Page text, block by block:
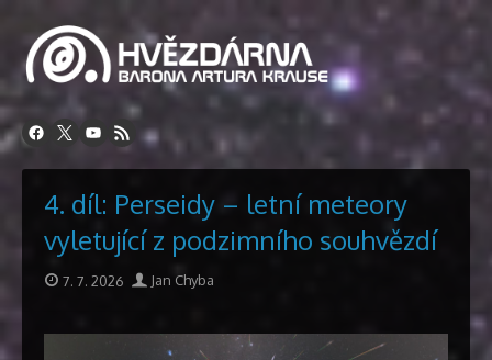
na
obsah
4. díl: Perseidy – letní meteory
vyletující z podzimního souhvězdí
Publikováno
7. 7. 2026 AutorJan Chyba